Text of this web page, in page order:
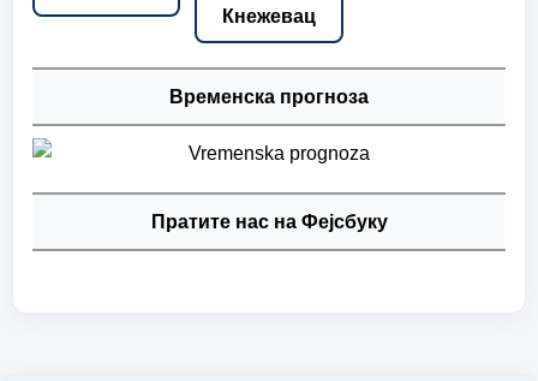
Кнежевац
Временска прогноза
Пратите нас на Фејсбуку